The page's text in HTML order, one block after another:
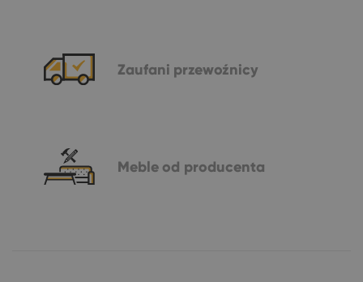
Zaufani przewoźnicy
Meble od producenta